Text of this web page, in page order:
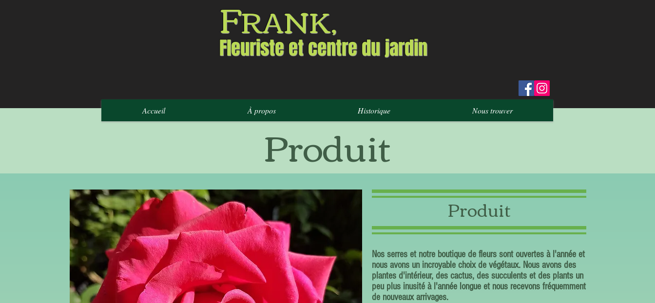
FRANK,
Fleuriste et centre du jardin
Accueil À propos Historique Nous trouver
Produit
Produit
Nos serres et notre boutique de fleurs sont ouvertes à l'année et
nous avons un incroyable choix de végétaux. Nous avons des
plantes d'intérieur, des cactus, des succulents et des plants un
peu plus inusité à l'année longue et nous recevons fréquemment
de nouveaux arrivages.